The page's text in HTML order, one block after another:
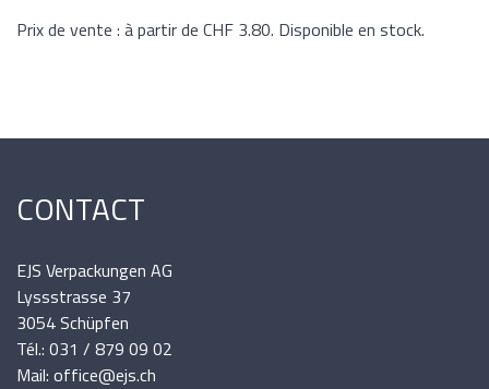
Prix de vente : à partir de CHF 3.80. Disponible en stock.
CONTACT
EJS Verpackungen AG
Lyssstrasse 37
3054 Schüpfen
Tél.: 031 / 879 09 02
Mail: office@ejs.ch